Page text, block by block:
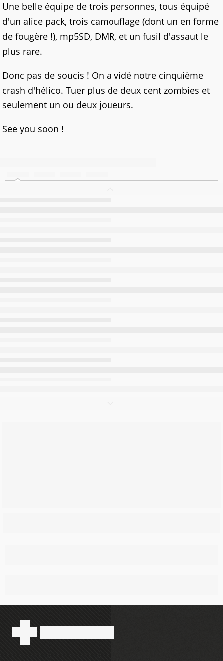
Une belle équipe de trois personnes, tous équipé
d'un alice pack, trois camouflage (dont un en forme
de fougère !), mp5SD, DMR, et un fusil d'assaut le
plus rare.
Donc pas de soucis ! On a vidé notre cinquième
crash d'hélico. Tuer plus de deux cent zombies et
seulement un ou deux joueurs.
See you soon !